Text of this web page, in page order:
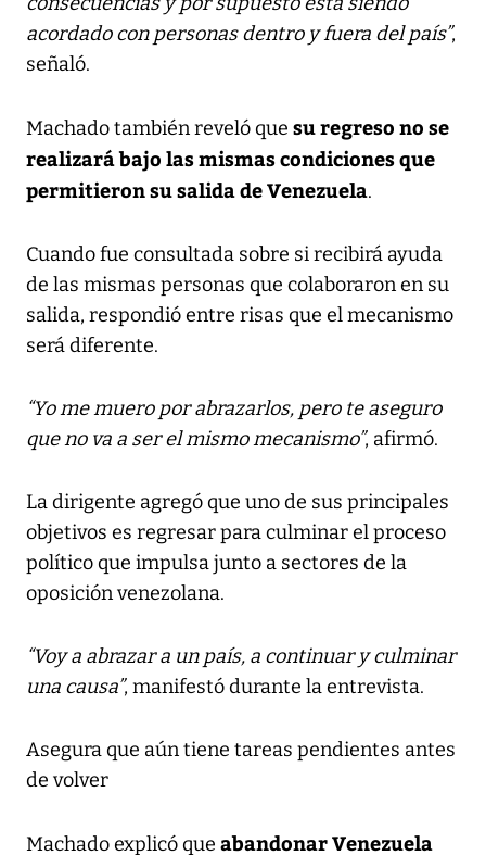
acordado con personas dentro y fuera del país”,
señaló.
Machado también reveló que su regreso no se
realizará bajo las mismas condiciones que
permitieron su salida de Venezuela.
Cuando fue consultada sobre si recibirá ayuda
de las mismas personas que colaboraron en su
salida, respondió entre risas que el mecanismo
será diferente.
“Yo me muero por abrazarlos, pero te aseguro
que no va a ser el mismo mecanismo”, afirmó.
La dirigente agregó que uno de sus principales
objetivos es regresar para culminar el proceso
político que impulsa junto a sectores de la
oposición venezolana.
“Voy a abrazar a un país, a continuar y culminar
una causa”, manifestó durante la entrevista.
Asegura que aún tiene tareas pendientes antes
de volver
Machado explicó que abandonar Venezuela